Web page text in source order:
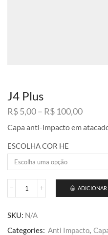
J4 Plus
R$5,00– R$ 100,00Faixa
preço:
R$
Capa anti-impacto em
ESCOLHA COR HE
J4
ADICIONAR
SKU: N/A
Categories: Anti Impacto,